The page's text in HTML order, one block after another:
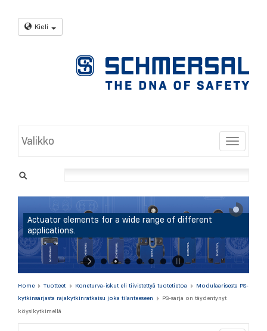
Kieli
Toggle
Valikko
Actuator elements for a wide range of different
applications.
Home Tuotteet Koneturva-iskut eli tiivistettyä tuotetietoa
Modulaarisesta PS-
kytkinsarjasta rajakytkinratkaisu joka tilanteeseen
PS-sarja on täydentynyt
köysikytkimellä